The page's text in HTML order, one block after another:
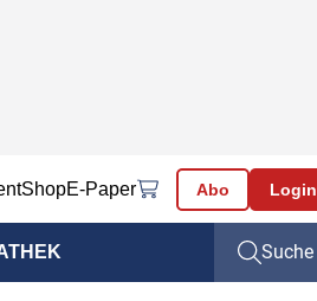
ShopE-Paper Abo Login
Suche